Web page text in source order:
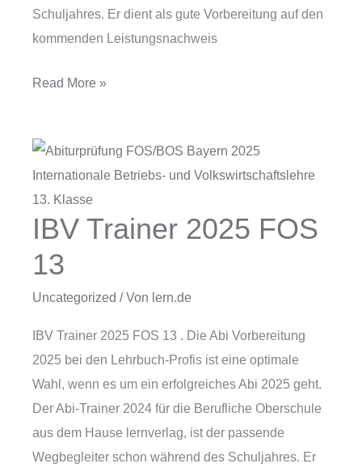
Schuljahres. Er dient als gute Vorbereitung auf den
kommenden Leistungsnachweis
Read More »
IBV Trainer 2025 FOS
13
Uncategorized / Von lern.de
IBV Trainer 2025 FOS 13 . Die Abi Vorbereitung
2025 bei den Lehrbuch-Profis ist eine optimale
Wahl, wenn es um ein erfolgreiches Abi 2025 geht.
Der Abi-Trainer 2024 für die Berufliche Oberschule
aus dem Hause lernverlag, ist der passende
Wegbegleiter schon während des Schuljahres. Er
IBV
2025
FOS